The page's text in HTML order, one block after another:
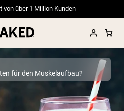
von über 1 Million Kunden
für den Muskelaufbau?